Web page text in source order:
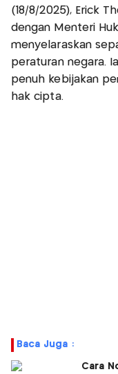
(18/8/2025), Erick
dengan Menteri
menyelaraskan
peraturan negara.
penuh kebijakan
hak cipta.
Baca Juga :
Cara